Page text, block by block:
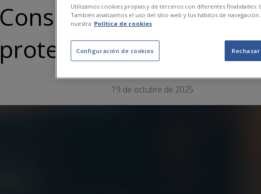
Consells de
protegir la teva llar i
19 de octubre de 2025
Utilizamos cookies propias y de terceros con diferentes finalidades:
También analizamos el uso del sitio web y tus hábitos de
nuestra Política de cookies
Configuración de cookies